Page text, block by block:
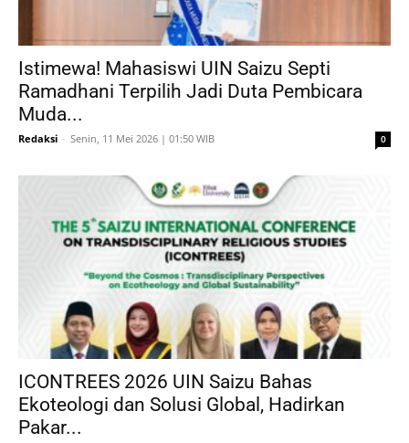
Istimewa! Mahasiswi UIN Saizu Septi
Ramadhani Terpilih Jadi Duta Pembicara
Muda...
Redaksi - Senin, 11 Mei 2026 | 01:50 WIB 0
ICONTREES 2026 UIN Saizu Bahas
Ekoteologi dan Solusi Global, Hadirkan
Pakar...